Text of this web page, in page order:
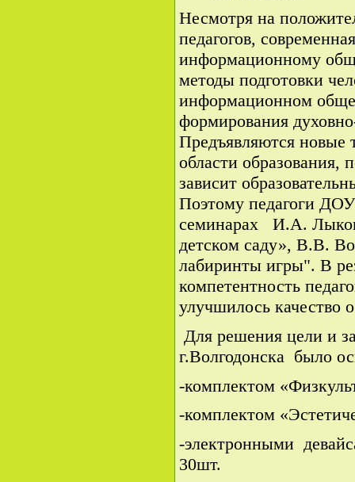
Несмотря на
педагогов,
информационному
методы подготовки
информационном
формирования
Предъявляются новые
области образования,
зависит
Поэтому педагоги
семинарах И.А.
детском саду», В.В.
лабиринты игры". В
компетентность
улучшилось качество
Для решения цели и
г.Волгодонска было
-комплектом
-комплектом
-электронными
30шт.